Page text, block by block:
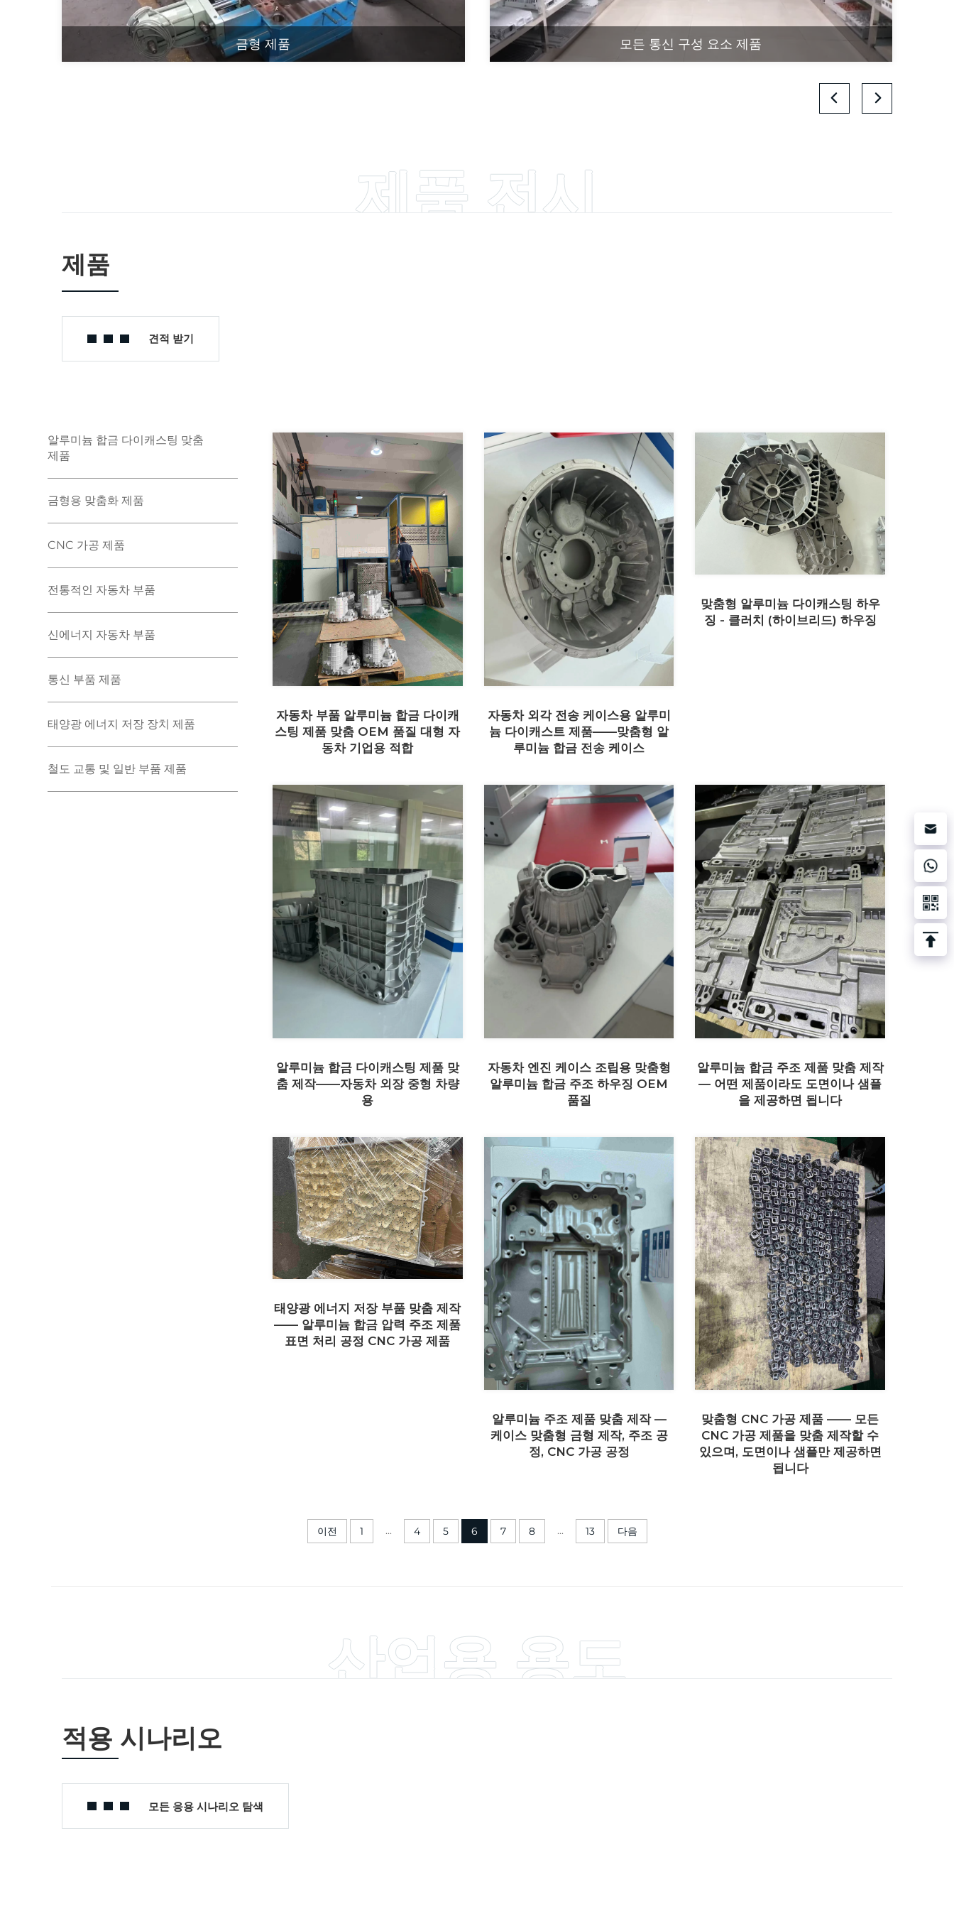
금형 제품 모든 통신 구성 요소 제품
제품 전시
제품
견적 받기
알루미늄 합금 다이캐스팅 맞춤
제품
금형용 맞춤화 제품
CNC 가공 제품
전통적인 자동차 부품
신에너지 자동차 부품
통신 부품 제품
태양광 에너지 저장 장치 제품
철도 교통 및 일반 부품 제품
자동차 부품 알루미늄 합금 다이캐
스팅 제품 맞춤 OEM 품질 대형 자
동차 기업용 적합
자동차 외각 전송 케이스용 알루미
늄 다이캐스트 제품——맞춤형 알
루미늄 합금 전송 케이스
맞춤형 알루미늄 다이캐스팅 하우
징 - 클러치 (하이브리드) 하우징
알루미늄 합금 다이캐스팅 제품 맞
춤 제작——자동차 외장 중형 차량
용
자동차 엔진 케이스 조립용 맞춤형
알루미늄 합금 주조 하우징 OEM
품질
알루미늄 합금 주조 제품 맞춤 제작
— 어떤 제품이라도 도면이나 샘플
을 제공하면 됩니다
태양광 에너지 저장 부품 맞춤 제작
—— 알루미늄 합금 압력 주조 제품
표면 처리 공정 CNC 가공 제품
알루미늄 주조 제품 맞춤 제작 —
케이스 맞춤형 금형 제작, 주조 공
정, CNC 가공 공정
맞춤형 CNC 가공 제품 —— 모든
CNC 가공 제품을 맞춤 제작할 수
있으며, 도면이나 샘플만 제공하면
됩니다
이전 1 ... 4 5 6 7 8 ... 13 다음
산업용 용도
적용 시나리오
모든 응용 시나리오 탐색